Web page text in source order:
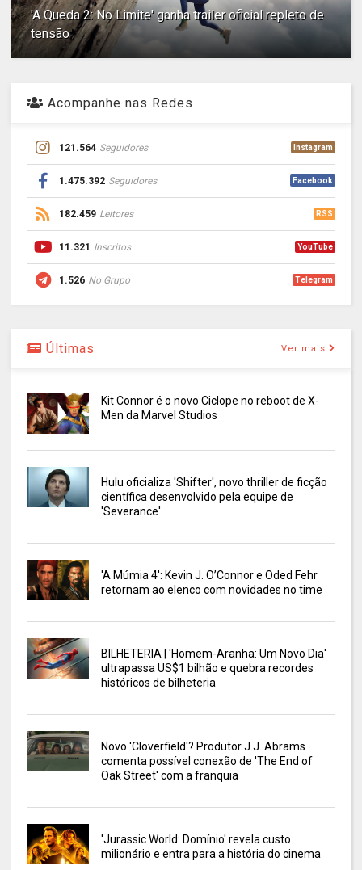
'A Queda 2: No Limite' ganha trailer oficial repleto de
tensão
Acompanhe nas Redes
121.564 Seguidores Instagram
1.475.392 Seguidores Facebook
182.459 Leitores RSS
11.321 Inscritos YouTube
1.526 No Grupo Telegram
Últimas Ver mais
Kit Connor é o novo Ciclope no reboot de X-
Men da Marvel Studios
Hulu oficializa 'Shifter', novo thriller de ficção
científica desenvolvido pela equipe de
'Severance'
'A Múmia 4': Kevin J. O’Connor e Oded Fehr
retornam ao elenco com novidades no time
BILHETERIA | 'Homem-Aranha: Um Novo Dia'
ultrapassa US$1 bilhão e quebra recordes
históricos de bilheteria
Novo 'Cloverfield'? Produtor J.J. Abrams
comenta possível conexão de 'The End of
Oak Street' com a franquia
'Jurassic World: Domínio' revela custo
milionário e entra para a história do cinema